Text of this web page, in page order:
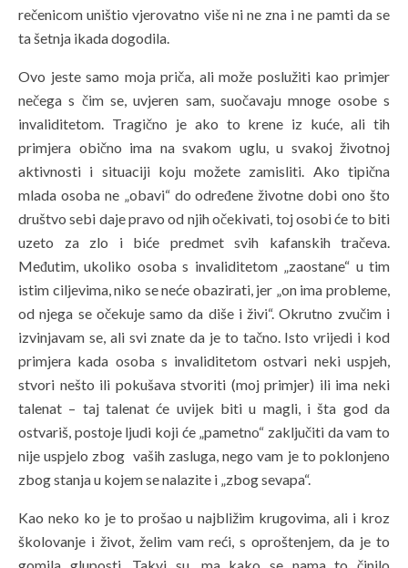
rečenicom uništio vjerovatno više ni ne zna i ne pamti da se
ta šetnja ikada dogodila.
Ovo jeste samo moja priča, ali može poslužiti kao primjer
nečega s čim se, uvjeren sam, suočavaju mnoge osobe s
invaliditetom. Tragično je ako to krene iz kuće, ali tih
primjera obično ima na svakom uglu, u svakoj životnoj
aktivnosti i situaciji koju možete zamisliti. Ako tipična
mlada osoba ne „obavi“ do određene životne dobi ono što
društvo sebi daje pravo od njih očekivati, toj osobi će to biti
uzeto za zlo i biće predmet svih kafanskih tračeva.
Međutim, ukoliko osoba s invaliditetom „zaostane“ u tim
istim ciljevima, niko se neće obazirati, jer „on ima probleme,
od njega se očekuje samo da diše i živi“. Okrutno zvučim i
izvinjavam se, ali svi znate da je to tačno. Isto vrijedi i kod
primjera kada osoba s invaliditetom ostvari neki uspjeh,
stvori nešto ili pokušava stvoriti (moj primjer) ili ima neki
talenat – taj talenat će uvijek biti u magli, i šta god da
ostvariš, postoje ljudi koji će „pametno“ zaključiti da vam to
nije uspjelo zbog vaših zasluga, nego vam je to poklonjeno
zbog stanja u kojem se nalazite i „zbog sevapa“.
Kao neko ko je to prošao u najbližim krugovima, ali i kroz
školovanje i život, želim vam reći, s oproštenjem, da je to